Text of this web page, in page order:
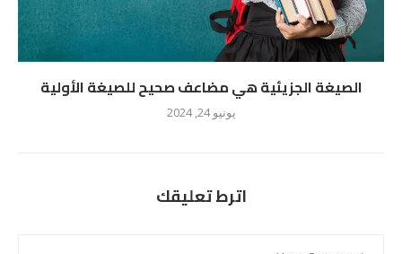
الصيغة الجزيئية هي مضاعف صحيح للصيغة الأولية
يونيو 24, 2024
اترط تعليقك